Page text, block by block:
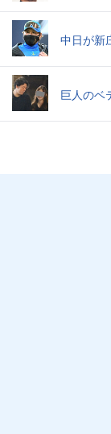
中日が新
巨人のベ